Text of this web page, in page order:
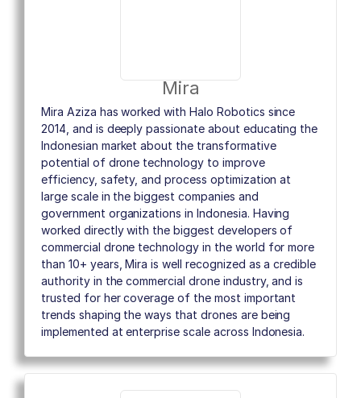
Mira
Mira Aziza has worked with Halo Robotics since
2014, and is deeply passionate about educating the
Indonesian market about the transformative
potential of drone technology to improve
efficiency, safety, and process optimization at
large scale in the biggest companies and
government organizations in Indonesia. Having
worked directly with the biggest developers of
commercial drone technology in the world for more
than 10+ years, Mira is well recognized as a credible
authority in the commercial drone industry, and is
trusted for her coverage of the most important
trends shaping the ways that drones are being
implemented at enterprise scale across Indonesia.